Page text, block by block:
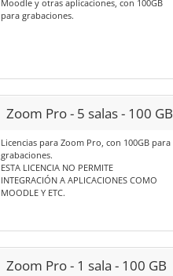
Moodle y otras aplicaciones, con 100GB
para grabaciones.
Zoom Pro - 5 salas - 100 GB
Licencias para Zoom Pro, con 100GB para
grabaciones.
ESTA LICENCIA NO PERMITE
INTEGRACIÓN A APLICACIONES COMO
MOODLE Y ETC.
Zoom Pro - 1 sala - 100 GB